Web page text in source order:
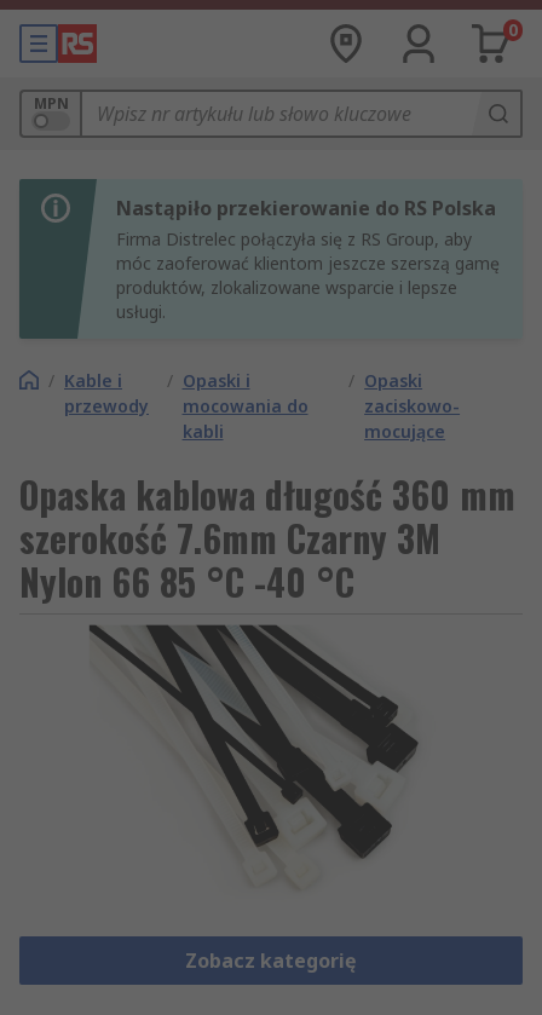
0
MPN
Nastąpiło przekierowanie do RS Polska
Firma Distrelec połączyła się z RS Group, aby
móc zaoferować klientom jeszcze szerszą gamę
produktów, zlokalizowane wsparcie i lepsze
usługi.
/ Kable i
przewody
/ Opaski i
mocowania do
kabli
/ Opaski
zaciskowo-
mocujące
Opaska kablowa długość 360 mm
szerokość 7.6mm Czarny 3M
Nylon 66 85 °C -40 °C
Zobacz kategorię